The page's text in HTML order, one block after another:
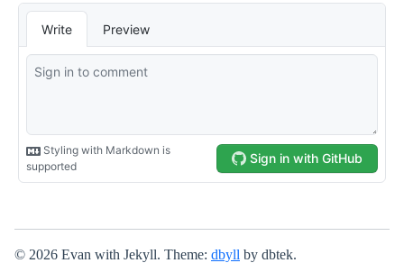
© 2026 Evan with Jekyll. Theme: dbyll by dbtek.